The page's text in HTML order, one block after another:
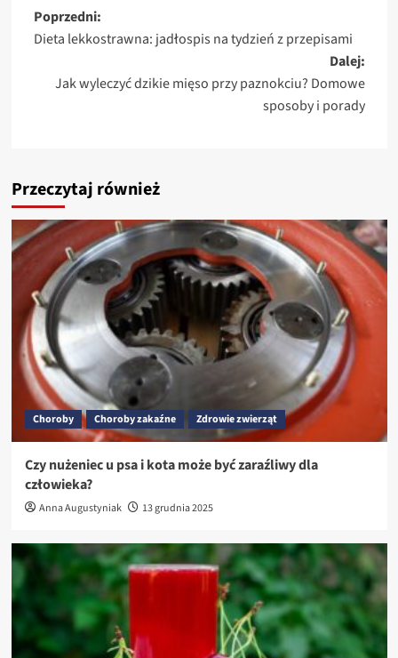
Zobacz
wpisy
Poprzedni:
Dieta lekkostrawna: jadłospis na tydzień z przepisami
Dalej:
Jak wyleczyć dzikie mięso przy paznokciu? Domowe
sposoby i porady
Przeczytaj również
Choroby Choroby zakaźne Zdrowie zwierząt
Czy nużeniec u psa i kota może być zaraźliwy dla
człowieka?
Anna Augustyniak 13 grudnia 2025